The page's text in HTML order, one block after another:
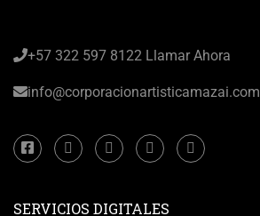
+57 322 597 8122 Llamar Ahora
info@corporacionartisticamazai.com
SERVICIOS DIGITALES